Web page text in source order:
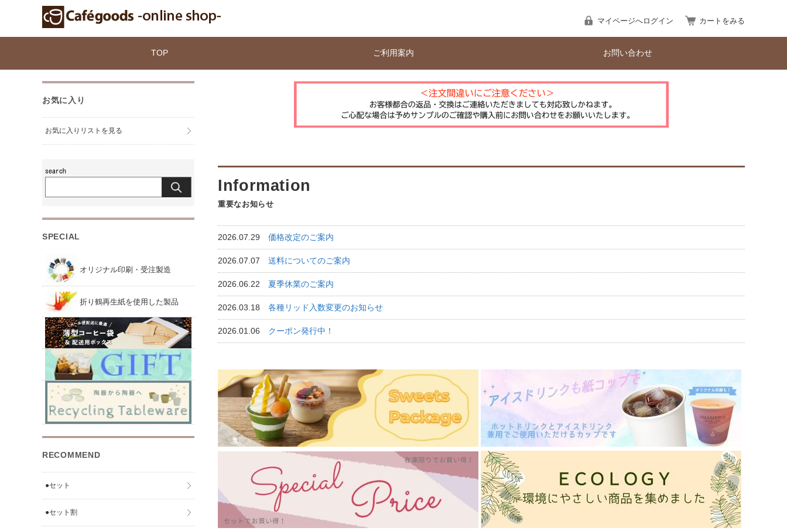
マイページへログイン カートをみる
TOP ご利用案内 お問い合わせ
重要なお知らせ
2026.07.29 価格改定のご案内
2026.07.07 送料についてのご案内
2026.06.22 夏季休業のご案内
2026.03.18 各種リッド入数変更のお知らせ
2026.01.06 クーポン発行中！
お気に入り
お気に入りリストを見る
SPECIAL
オリジナル印刷・受注製造
折り鶴再生紙を使用した製品
RECOMMEND
●セット
●セット割